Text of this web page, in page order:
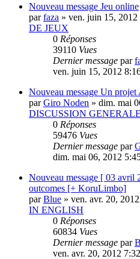
Nouveau message Jeu online
parfaza » ven. juin 15, 2012
DE JEUX
0 Réponses
39110 Vues
Dernier message par
ven. juin 15, 2012
Nouveau message Un projet
parGiro Noden » dim. mai
DISCUSSION GENERALE
0 Réponses
59476 Vues
Dernier message par
dim. mai 06, 2012
Nouveau message [ 03 avril
outcomes [+ KoruLimbo]
parBlue » ven. avr. 20,
IN ENGLISH
0 Réponses
60834 Vues
Dernier message par
ven. avr. 20, 2012